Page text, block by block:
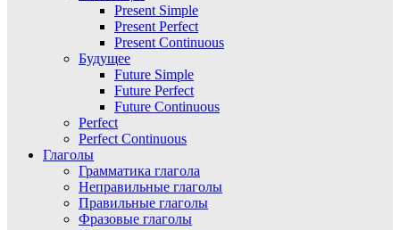
Present Simple
Present Perfect
Present Continuous
Будущее
Future Simple
Future Perfect
Future Continuous
Perfect
Perfect Continuous
Глаголы
Грамматика глагола
Неправильные глаголы
Правильные глаголы
Фразовые глаголы